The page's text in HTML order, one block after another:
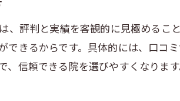
容と口コミのギャップを見極めよう
踏まえた賢い整体選び
かかる費用相場とその内訳を解説
効果の高い整体院の選び方のポイン
、評判と実績を客観的に見極めるこ
きるからです。具体的には、口コ
信頼できる院を選びやすくなります